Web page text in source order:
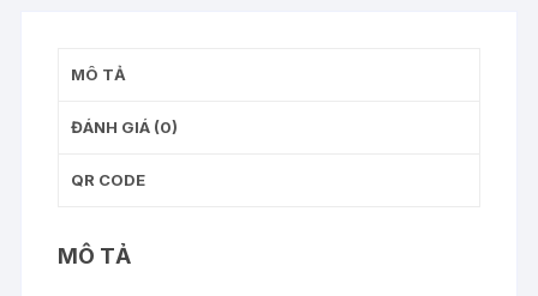
số
lượng
MÔ TẢ
ĐÁNH GIÁ (0)
QR CODE
MÔ TẢ